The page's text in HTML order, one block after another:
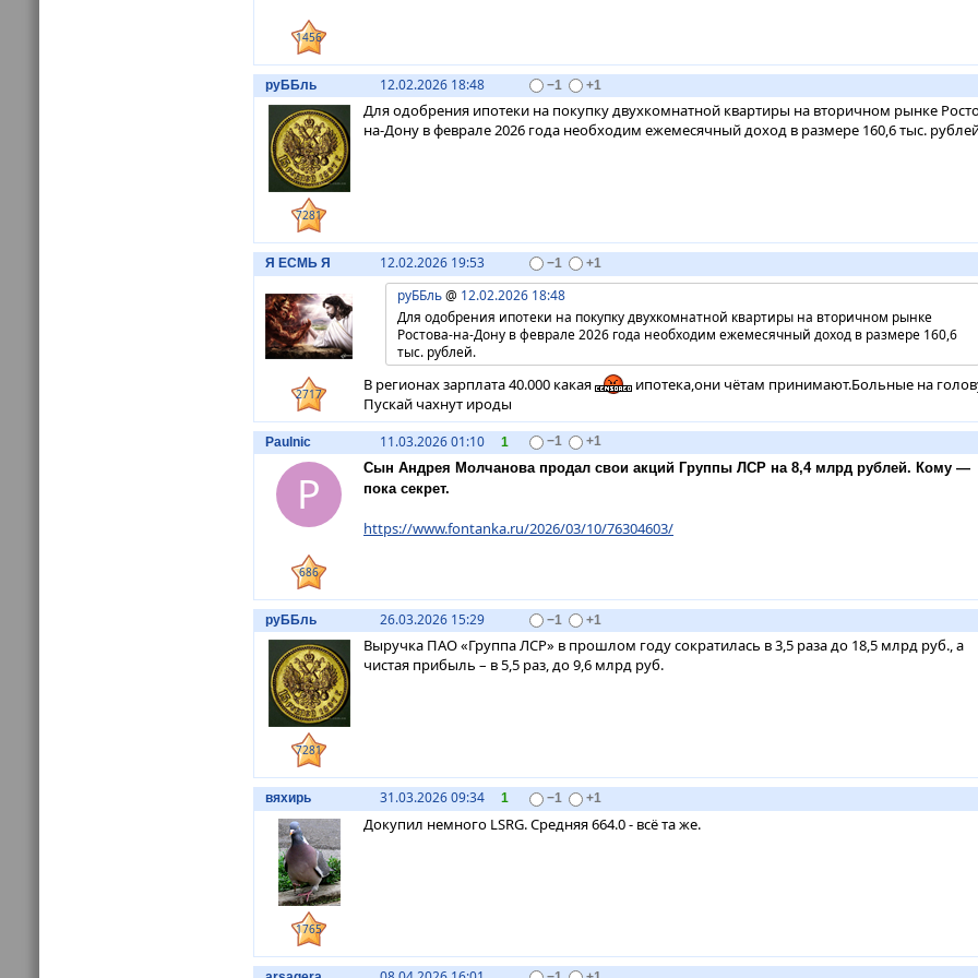
1456
руББль 12.02.2026 18:48 −1 +1
7281
Для одобрения ипотеки на покупку двухкомнатной квартиры на вторичном рынке
на-Дону в феврале 2026 года необходим ежемесячный доход в размере 160,6 тыс.
Я ЕСМЬ Я 12.02.2026 19:53 −1 +1
2717
руББль@ 12.02.2026 18:48
Для одобрения ипотеки на покупку двухкомнатной квартиры на вторичном рынке
Ростова-на-Дону в феврале 2026 года необходим ежемесячный доход в размере 160,6
тыс. рублей.
В регионах зарплата 40.000 какая
ипотека,они чётам принимают.Больные на
Пускай чахнут ироды
Paulnic 11.03.2026 01:10 1 −1 +1
P
686
Сын Андрея Молчанова продал свои акций Группы ЛСР на 8,4 млрд рублей. Кому —
пока секрет.
https://www.fontanka.ru/2026/03/10/76304603/
руББль 26.03.2026 15:29 −1 +1
7281
Выручка ПАО «Группа ЛСР» в прошлом году сократилась в 3,5 раза до 18,5 млрд руб., а
чистая прибыль – в 5,5 раз, до 9,6 млрд руб.
вяхирь 31.03.2026 09:34 1 −1 +1
1765
Докупил немного LSRG. Средняя 664.0 - всё та же.